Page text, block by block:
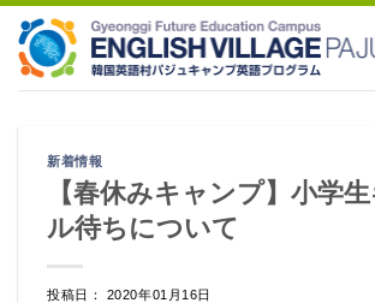
content
新着情報
【春休みキャンプ】小学
ル待ちについて
投稿日： 2020年01月16日